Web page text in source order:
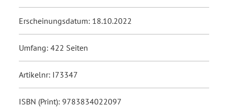
Erscheinungsdatum: 18.10.2022
Umfang: 422 Seiten
Artikelnr: I73347
ISBN (Print): 9783834022097